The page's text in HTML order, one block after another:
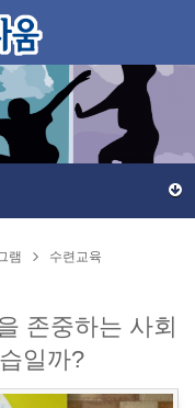
램 수련교육
존중하는 사회
일까?